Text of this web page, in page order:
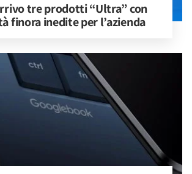
tre prodotti “Ultra” con
finora inedite per l’azienda